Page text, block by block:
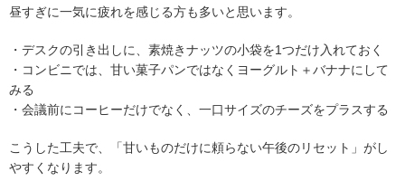
昼すぎに一気に疲れを感じる方も多いと思います。
・デスクの引き出しに、素焼きナッツの小袋を1つだけ入れておく
・コンビニでは、甘い菓子パンではなくヨーグルト＋バナナにして
みる
・会議前にコーヒーだけでなく、一口サイズのチーズをプラスする
こうした工夫で、「甘いものだけに頼らない午後のリセット」がし
やすくなります。